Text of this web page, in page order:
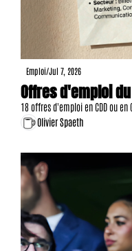
Emploi/Jul 7, 2026
Offres d'emploi
18 offres d'emploi en CDD ou en
Olivier Spaeth